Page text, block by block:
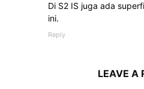
Di S2 IS juga ada
ini.
Reply
LEAVE A